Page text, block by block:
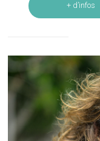
+ d’infos